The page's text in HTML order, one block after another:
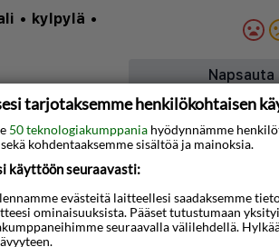
• kylpylä •
Tämä
Kartta
tarjotaksemme henkilökohtaisen
50 teknologiakumppania hyödynnämme
kohdentaaksemme sisältöä ja mainoksia.
käyttöön seuraavasti:
evästeitä laitteellesi saadaksemme
ominaisuuksista. Pääset tutustumaan
seuraavalla välilehdellä.